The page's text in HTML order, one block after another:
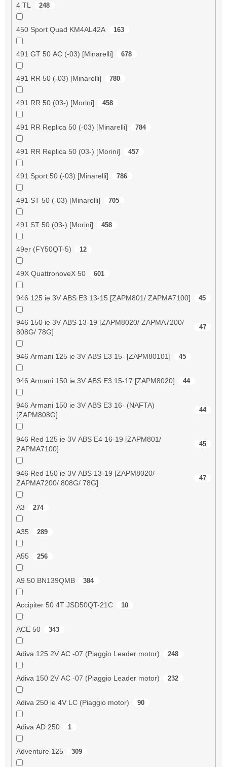
4 TL 248
450 Sport Quad KM4AL42A 163
491 GT 50 AC (-03) [Minarelli] 678
491 RR 50 (-03) [Minarelli] 780
491 RR 50 (03-) [Morini] 458
491 RR Replica 50 (-03) [Minarelli] 784
491 RR Replica 50 (03-) [Morini] 457
491 Sport 50 (-03) [Minarelli] 786
491 ST 50 (-03) [Minarelli] 705
491 ST 50 (03-) [Morini] 458
49er (FY50QT-5) 12
49X QuattronoveX 50 601
946 125 ie 3V ABS E3 13-15 [ZAPM801/ ZAPMA7100] 45
946 150 ie 3V ABS 13-19 [ZAPM8020/ ZAPMA7200/
808G/ 78G]
47
946 Armani 125 ie 3V ABS E3 15- [ZAPM80101] 45
946 Armani 150 ie 3V ABS E3 15-17 [ZAPM8020] 44
946 Armani 150 ie 3V ABS E3 16- (NAFTA)
[ZAPM808G]
44
946 Red 125 ie 3V ABS E4 16-19 [ZAPM801/
ZAPMA7100]
45
946 Red 150 ie 3V ABS 13-19 [ZAPM8020/
ZAPMA7200/ 808G/ 78G]
47
A3 274
A35 289
A55 256
A9 50 BN139QMB 384
Accipiter 50 4T JSD50QT-21C 10
ACE 50 343
Adiva 125 2V AC -07 (Piaggio Leader motor) 248
Adiva 150 2V AC -07 (Piaggio Leader motor) 232
Adiva 250 ie 4V LC (Piaggio motor) 90
Adiva AD 250 1
Adventure 125 309